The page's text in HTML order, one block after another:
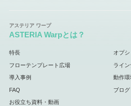
ASTERIA Warpとは？
特長 オプ
フローテンプレート広場 ライ
導入事例 動作環
FAQ ブログ
お役立ち資料・動画